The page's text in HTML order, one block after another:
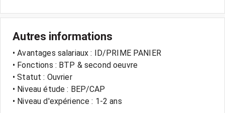
Autres informations
• Avantages salariaux : ID/PRIME PANIER
• Fonctions : BTP & second oeuvre
• Statut : Ouvrier
• Niveau étude : BEP/CAP
• Niveau d'expérience : 1-2 ans